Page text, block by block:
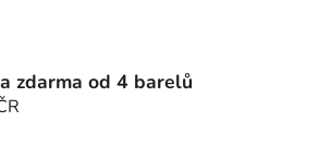
r
zdarma od 4 barelů